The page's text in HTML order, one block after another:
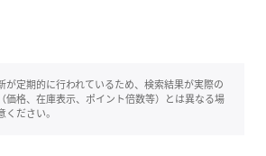
定期的に行われているため、検索結果が実際の
価格、在庫表示、ポイント倍数等）とは異なる場
ださい。